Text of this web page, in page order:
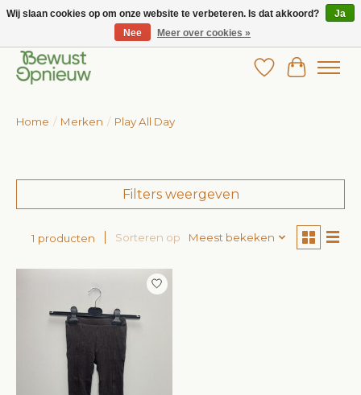
Wij bieden het grootste aanbod in betaalbare kinderkleding!
Verlanglijst
Home / Merken / Play All Day
Filters weergeven
1 producten Sorteren op Meest bekeken
Wij slaan cookies op om onze website te verbeteren. Is dat akkoord?
Ja
Nee
Meer over cookies »